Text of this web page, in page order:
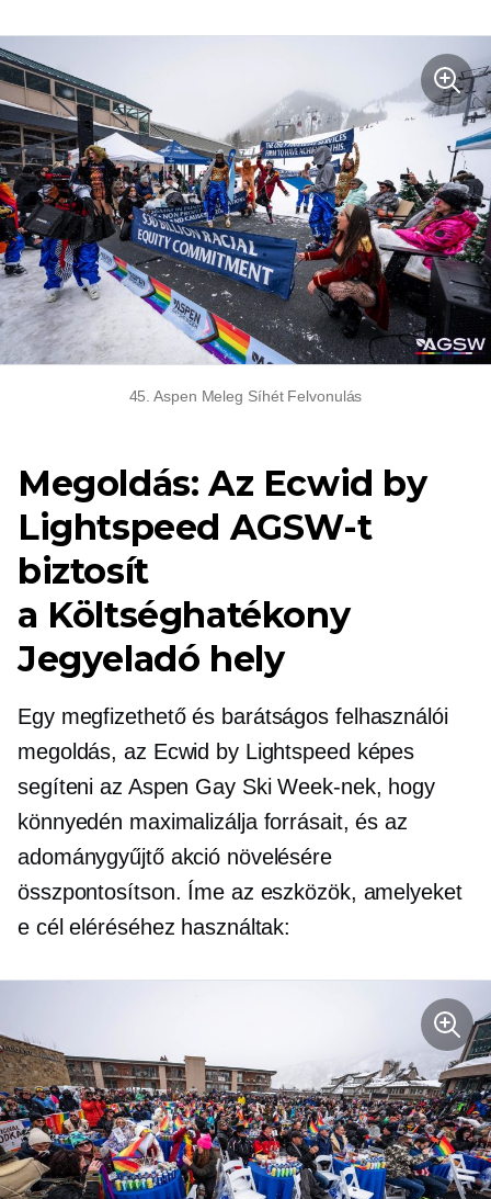
45. Aspen Meleg Síhét Felvonulás
Megoldás: Az Ecwid by
Lightspeed AGSW-t
biztosít
a Költséghatékony
Jegyeladó hely
Egy megfizethető és barátságos felhasználói
megoldás, az Ecwid by Lightspeed képes
segíteni az Aspen Gay Ski Week-nek, hogy
könnyedén maximalizálja forrásait, és az
adománygyűjtő akció növelésére
összpontosítson. Íme az eszközök, amelyeket
e cél eléréséhez használtak: